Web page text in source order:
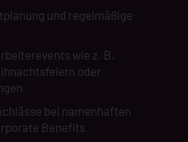
und regelmäßige
wie z. B.
oder
bei namenhaften
Benefits